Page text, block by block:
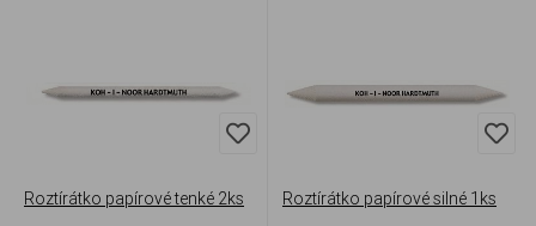
Roztírátko papírové tenké 2ks Roztírátko papírové silné 1ks